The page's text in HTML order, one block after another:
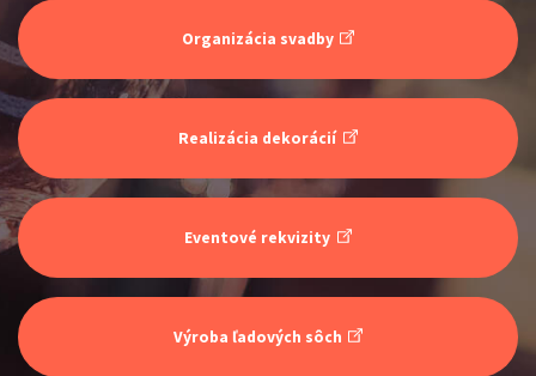
ŠOKO & LUKY
Juraj Šoko Tabaček
Lukáš Adamec
INKOGNITO
Organizácia svadby
Realizácia dekorácií
Eventové rekvizity
Výroba ľadových sôch